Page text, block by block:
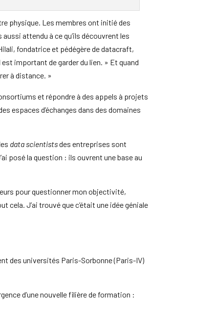
physique. Les membres ont initié des
attendu à ce qu’ils découvrent les
fondatrice et pédégère de datacraft,
important de garder du lien. » Et quand
à distance. »
et répondre à des appels à projets
espaces d’échanges dans des domaines
data scientistsdes entreprises sont
posé la question : ils ouvrent une base au
pour questionner mon objectivité,
cela. J’ai trouvé que c’était une idée géniale
des universités Paris-Sorbonne (Paris-IV)
d’une nouvelle filière de formation :